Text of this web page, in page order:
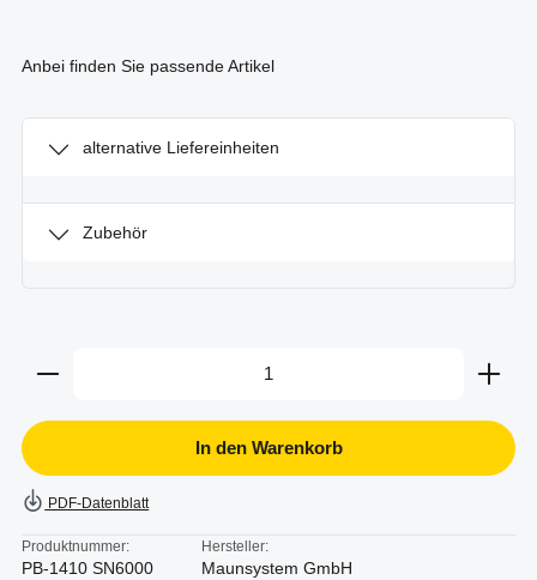
Anbei finden Sie passende Artikel
alternative Liefereinheiten
Zubehör
Produkt Anzahl: Gib den gewünschten Wert ein
In den Warenkorb
PDF-Datenblatt
Produktnummer:
PB-1410 SN6000
Hersteller:
Maunsystem GmbH